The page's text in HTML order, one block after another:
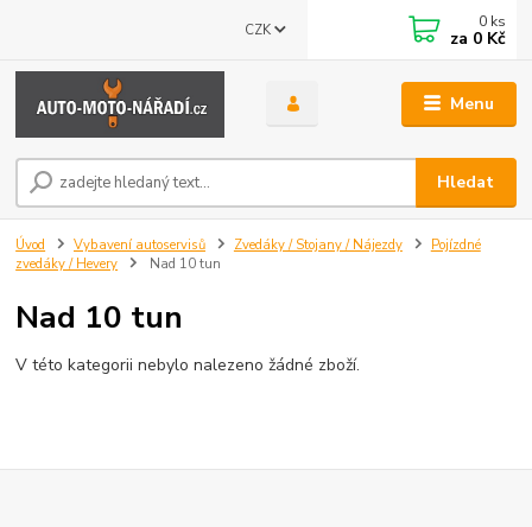
Menu
CZK
Hledat
0 ks
za 0 Kč
Úvod Vybavení autoservisů Zvedáky / Stojany / Nájezdy
Pojízdné
zvedáky / Hevery
Nad 10 tun
Nad 10 tun
V této kategorii nebylo nalezeno žádné zboží.